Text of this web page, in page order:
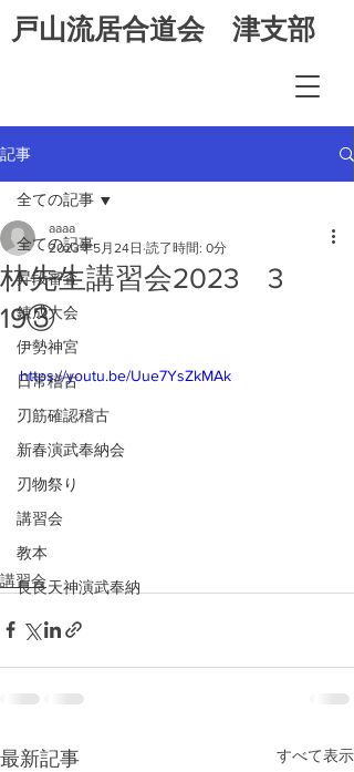
​戸山流居合道会 津支部
記事
全ての記事
昇段審査
錬成大会
伊勢神宮
日常稽古
刃筋確認稽古
新春演武奉納会
刃物祭り
講習会
教本
長良天神演武奉納
全ての記事
林先生講習会2023 3
19③
aaaa
2023年5月24日 読了時間: 0分
https://youtu.be/Uue7YsZkMAk
講習会
最新記事 すべて表示